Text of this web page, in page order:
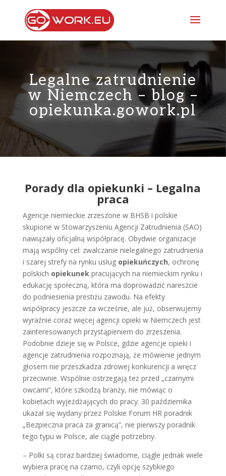
Legalne zatrudnienie
w Niemczech – blog –
opiekunka.gowork.pl
Porady dla opiekunki – Legalna
praca
Agencje niemieckie zrzeszone w BHSB i polskie
skupione w Stowarzyszeniu Agencji Zatrudnienia (SAO)
nawiązały oficjalną współpracę. Obydwie organizacje
mają wspólny cel: zwalczanie nielegalnego zatrudnienia
i szarej strefy na rynku usług opiekuńczych, ochronę
polskich opiekunek pracujących na niemieckim rynku i
edukację społeczną, która ma doprowadzić nareszcie
do podniesienia prestiżu zawodu. Na efekty
współpracy jeszcze za wcześnie, ale już, obserwujemy
wyraźnie coraz więcej agencji opieki w Niemczech jest
zainteresowanych przystąpieniem do zrzeszenia.
Podobnie dzieje się w Polsce, gdzie agencje opieki i
agencje zatrudnienia rozpoznają, że mówienie jednym
głosem nie przeszkadza zdrowej konkurencji a wręcz
przeciwnie. Wspólnie ostrzegają też przed „czarnymi
owcami”, które szkodzą branży, nie mówiąc o
kobietach wyjeżdżających do pracy. 30 października
ukazał się wydany przez Polskie Forum HR poradnik
„Bezpieczna praca za granicą”, nie pierwszy poradnik
tego typu w Polsce, ale ciągle potrzebny.
– Polki są coraz bardziej świadome, ciągle jednak wiele
wybiera pracę na czarno, czyli opcję szybkiego